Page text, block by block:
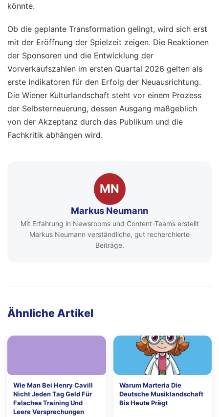
könnte.
Ob die geplante Transformation gelingt, wird sich erst
mit der Eröffnung der Spielzeit zeigen. Die Reaktionen
der Sponsoren und die Entwicklung der
Vorverkaufszahlen im ersten Quartal 2026 gelten als
erste Indikatoren für den Erfolg der Neuausrichtung.
Die Wiener Kulturlandschaft steht vor einem Prozess
der Selbsterneuerung, dessen Ausgang maßgeblich
von der Akzeptanz durch das Publikum und die
Fachkritik abhängen wird.
MN
Markus Neumann
Mit Erfahrung in Newsrooms und Content-Teams erstellt
Markus Neumann verständliche, gut recherchierte
Beiträge.
Ähnliche Artikel
Wie Man Bei Henry Cavill
Nicht Jeden Tag Geld Für
Falsches Training Und
Leere Versprechungen
Warum Marteria Die
Deutsche Musiklandschaft
Bis Heute Prägt